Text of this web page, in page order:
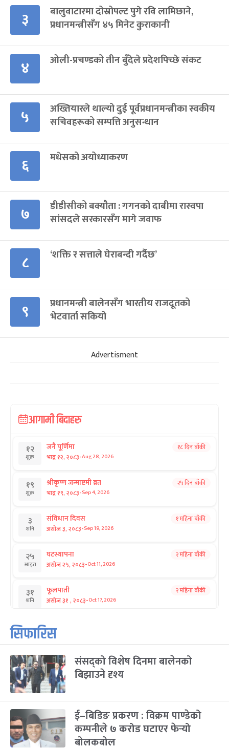
३
बालुवाटारमा दोस्रोपल्ट पुगे रवि लामिछाने,
प्रधानमन्त्रीसँग ४५ मिनेट कुराकानी
४ ओली-प्रचण्डको तीन बुँदेले प्रदेशपिच्छे संकट
५
अख्तियारले थाल्यो दुई पूर्वप्रधानमन्त्रीका स्वकीय
सचिवहरूको सम्पत्ति अनुसन्धान
६ मधेसको अयोध्याकरण
७
डीडीसीको बक्यौता : गगनको दाबीमा रास्वपा
सांसदले सरकारसँग मागे जवाफ
८ ‘शक्ति र सत्ताले घेराबन्दी गर्दैछ’
९
प्रधानमन्त्री बालेनसँग भारतीय राजदूतको
भेटवार्ता सकियो
Advertisment
आगामी बिदाहरु
१२
शुक्र
जनै पूर्णिमा
भाद्र १२, २०८३-Aug 28, 2026
१८ दिन बाँकी
१९
शुक्र
श्रीकृष्ण जन्माष्टमी व्रत
भाद्र १९, २०८३-Sep 4, 2026
२५ दिन बाँकी
३
शनि
संविधान दिवस
असोज ३, २०८३-Sep 19, 2026
१ महिना बाँकी
२५
आइत
घटस्थापना
असोज २५, २०८३-Oct 11, 2026
२ महिना बाँकी
३१
शनि
फूलपाती
असोज ३१ , २०८३-Oct 17, 2026
२ महिना बाँकी
१
आइत
कार्तिक सङ्क्रान्ति
कार्तिक १, २०८३
३
मंगल
महानवमी
कार्तिक ३, २०८३-Oct 20, 2026
२ महिना बाँकी
४
बुध कार्तिक ४, २०८३ -Oct 21, 2026
५
बिहि
पापा‌ङ्कुशा एकादशी व्रत
कार्तिक ५, २०८३-Oct 22, 2026
२ महिना बाँकी
सिफारिस
संसद्को विशेष दिनमा बालेनको
बिझाउने दृश्य
ई–बिडिङ प्रकरण : विक्रम पाण्डेको
कम्पनीले ७ करोड घटाएर फेर्‍यो
बोलकबोल